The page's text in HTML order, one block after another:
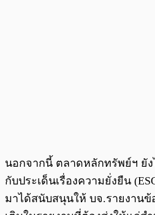
นอกจากนี้ ตลาดหลักทรัพย์ฯ ยั
กับประเด็นเรื่องความยั่งยืน
มาได้สนับสนุนให้ บจ.รายงาน